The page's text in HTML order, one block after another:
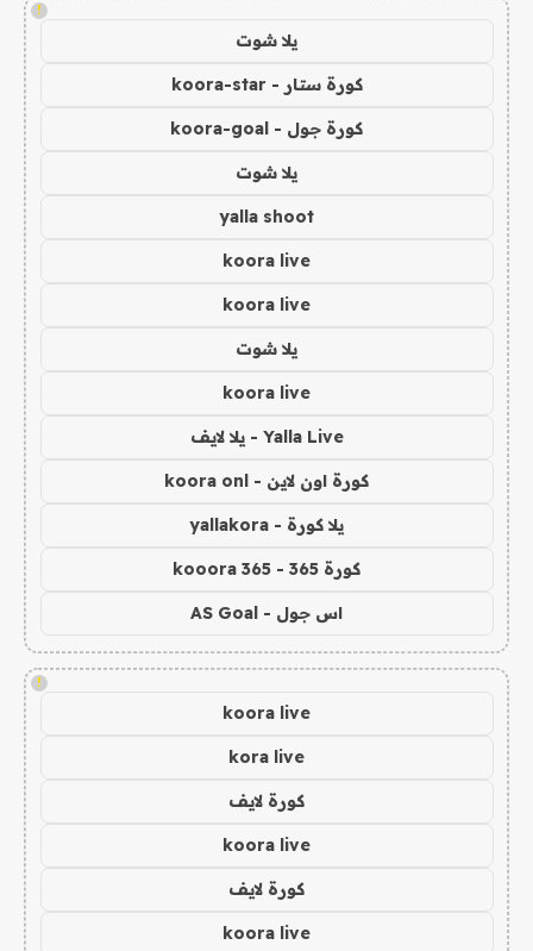
!
يلا شوت
كورة ستار - koora-star
كورة جول - koora-goal
يلا شوت
yalla shoot
koora live
koora live
يلا شوت
koora live
Yalla Live - يلا لايف
كورة اون لاين - koora onl
يلا كورة - yallakora
كورة 365 - kooora 365
اس جول - AS Goal
!
koora live
kora live
كورة لايف
koora live
كورة لايف
koora live